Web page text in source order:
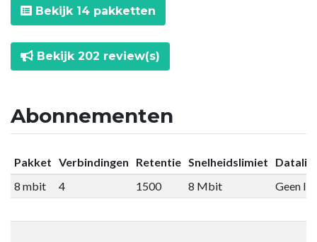
Bekijk 14 pakketten
Bekijk 202 review(s)
Abonnementen
Pakket Verbindingen Retentie Snelheidslimiet
8 mbit
4 1500 8 Mbit Geen